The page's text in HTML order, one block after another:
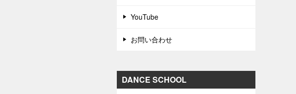
YouTube
お問い合わせ
DANCE SCHOOL